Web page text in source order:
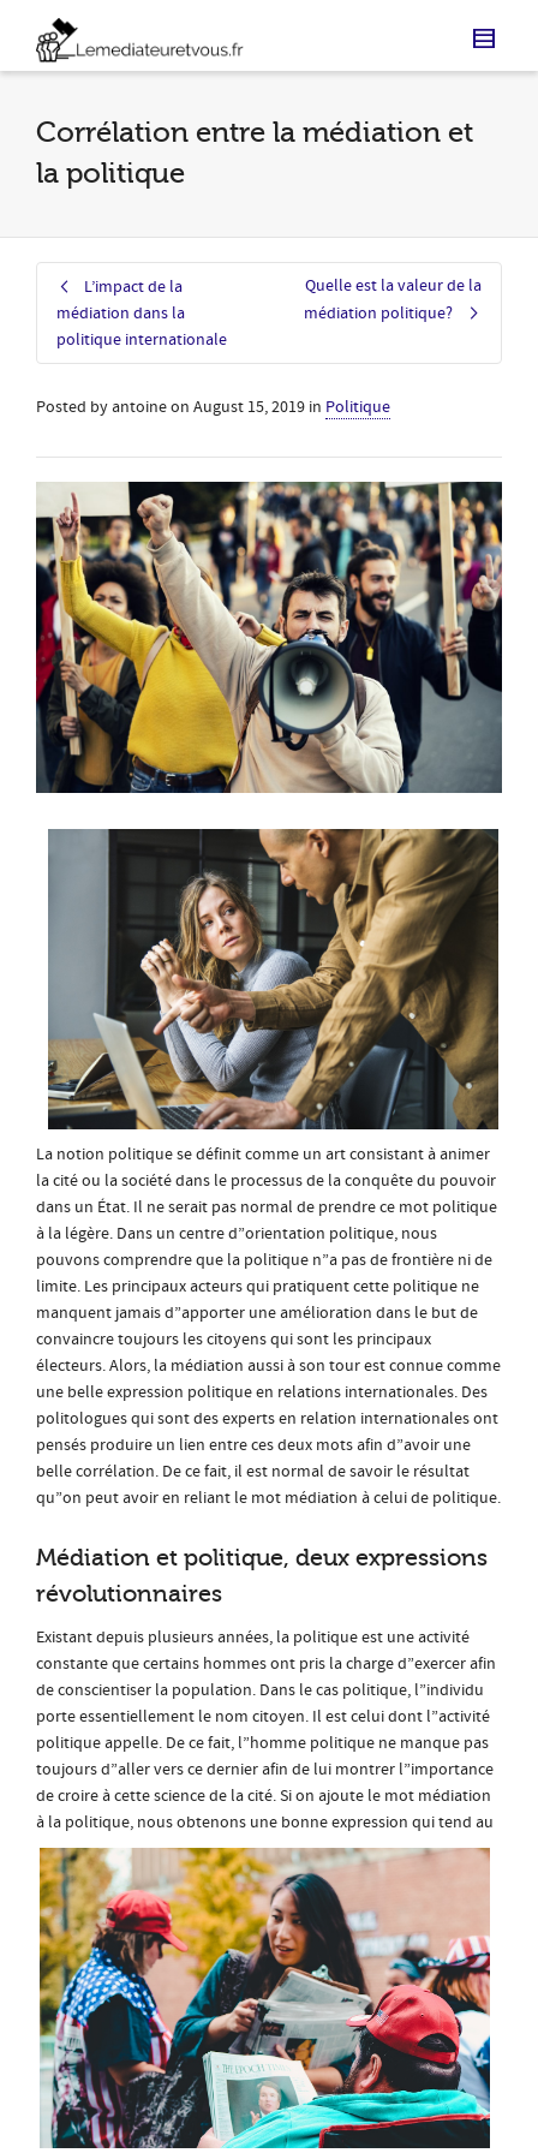
Corrélation entre la médiation et
la politique
L’impact de la
médiation dans la
politique internationale
Quelle est la valeur de la
médiation politique?
Posted by antoineon August 15, 2019 in Politique
La notion politique se définit comme un art consistant à animer
la cité ou la société dans le processus de la conquête du pouvoir
dans un État. Il ne serait pas normal de prendre ce mot politique
à la légère. Dans un centre d”orientation politique, nous
pouvons comprendre que la politique n”a pas de frontière ni de
limite. Les principaux acteurs qui pratiquent cette politique ne
manquent jamais d”apporter une amélioration dans le but de
convaincre toujours les citoyens qui sont les principaux
électeurs. Alors, la médiation aussi à son tour est connue comme
une belle expression politique en relations internationales. Des
politologues qui sont des experts en relation internationales ont
pensés produire un lien entre ces deux mots afin d”avoir une
belle corrélation. De ce fait, il est normal de savoir le résultat
qu”on peut avoir en reliant le mot médiation à celui de politique.
Médiation et politique, deux expressions
révolutionnaires
Existant depuis plusieurs années, la politique est une activité
constante que certains hommes ont pris la charge d”exercer afin
de conscientiser la population. Dans le cas politique, l”individu
porte essentiellement le nom citoyen. Il est celui dont l”activité
politique appelle. De ce fait, l”homme politique ne manque pas
toujours d”aller vers ce dernier afin de lui montrer l”importance
de croire à cette science de la cité. Si on ajoute le mot médiation
à la politique, nous obtenons une bonneexpression qui tend au